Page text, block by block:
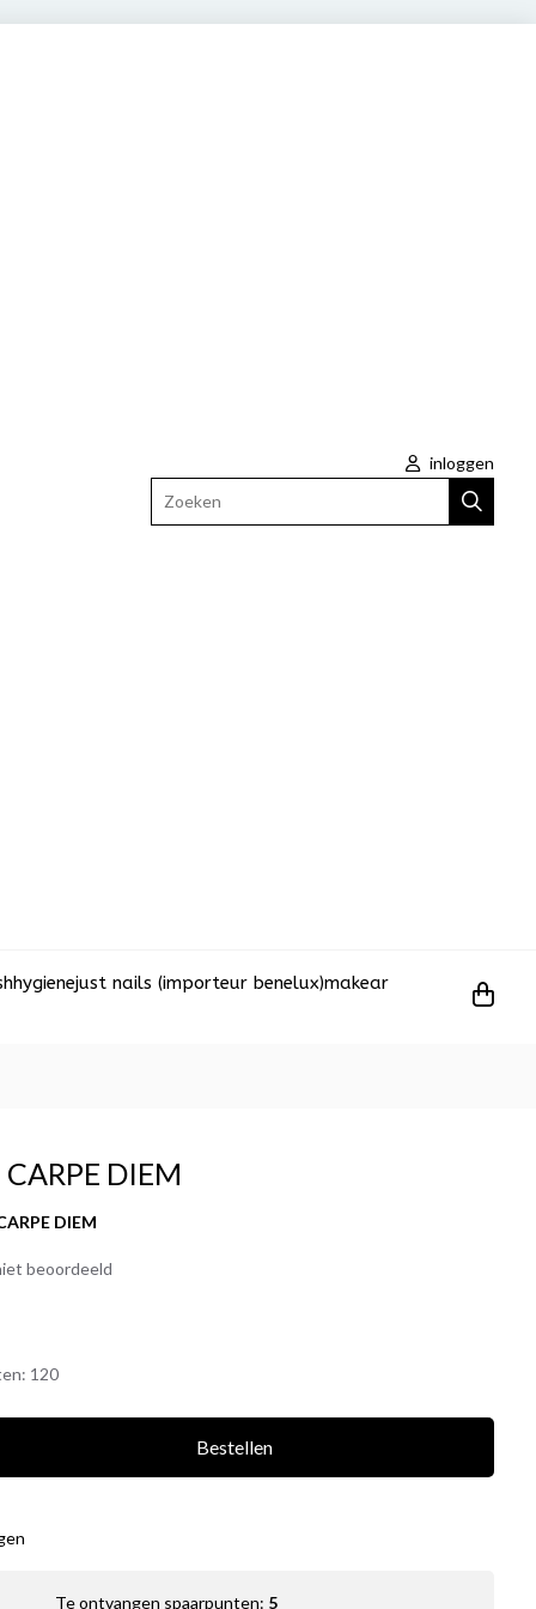
inloggen
hygienejust nails (importeur benelux)makear
DIEM
DIEM
beoordeeld
120
Bestellen
Te ontvangen spaarpunten: 5